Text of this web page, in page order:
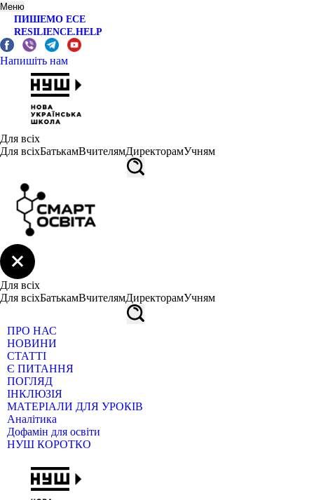
Меню
ПИШЕМО ЕСЕ
RESILIENCE.HELP
Напишіть нам
Для всіх
Для всіхБатькамВчителямДиректорамУчням
Для всіх
Для всіхБатькамВчителямДиректорамУчням
ПРО НАС
НОВИНИ
СТАТТІ
Є ПИТАННЯ
ПОГЛЯД
ІНКЛЮЗІЯ
МАТЕРІАЛИ ДЛЯ УРОКІВ
Аналітика
Дофамін для освіти
НУШ КОРОТКО